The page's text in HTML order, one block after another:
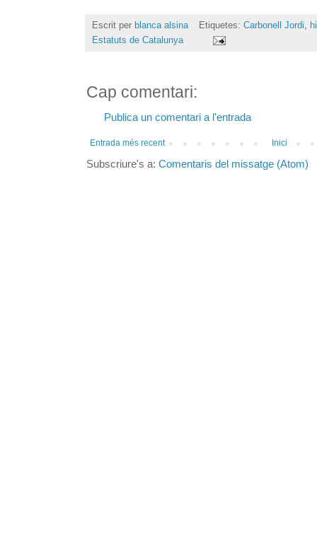
Escrit per blanca alsina Etiquetes: Carbonell Jordi,
Estatuts de Catalunya
Cap comentari:
Publica un comentari a l'entrada
Entrada més recent Inici
Subscriure's a: Comentaris del missatge (Atom)